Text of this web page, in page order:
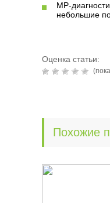
МР-
небольшие
Оценка статьи:
Похожие